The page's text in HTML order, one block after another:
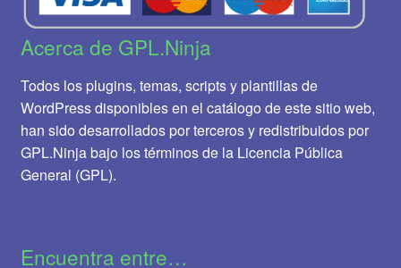
Acerca de GPL.Ninja
Todos los plugins, temas, scripts y plantillas de
WordPress disponibles en el catálogo de este sitio web,
han sido desarrollados por terceros y redistribuidos por
GPL.Ninja bajo los términos de la Licencia Pública
General (GPL).
Encuentra entre…